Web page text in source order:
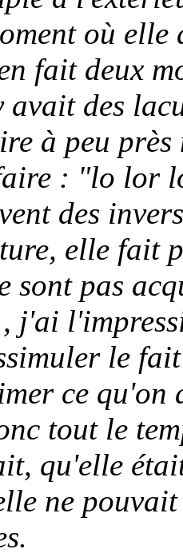
où elle
fait deux
des
à peu près
: "lo lor
des
elle fait
sont pas
j'ai
le
ce
tout le
qu'elle
ne